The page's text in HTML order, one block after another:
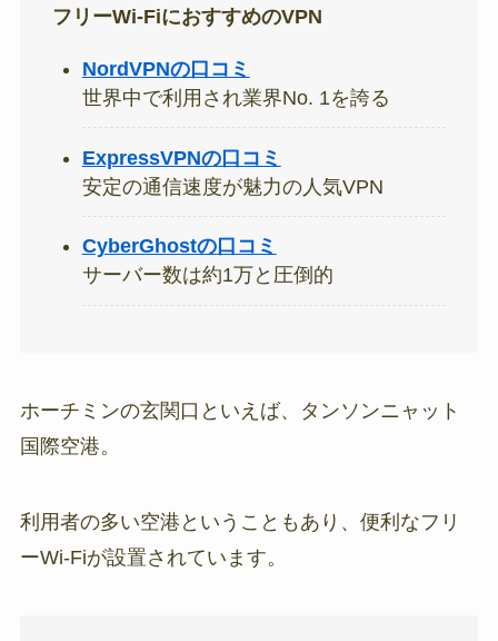
フリーWi-FiにおすすめのVPN
NordVPNの口コミ
世界中で利用され業界No. 1を誇る
ExpressVPNの口コミ
安定の通信速度が魅力の人気VPN
CyberGhostの口コミ
サーバー数は約1万と圧倒的
ホーチミンの玄関口といえば、タンソンニャット
国際空港。
利用者の多い空港ということもあり、便利なフリ
ーWi-Fiが設置されています。